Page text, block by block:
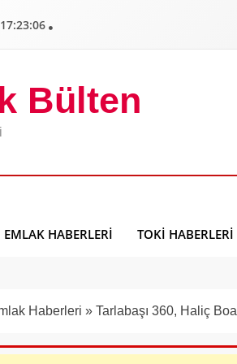
17:23:07
Bülten
EMLAK HABERLERI TOKI HABERLERI
Haberleri » Tarlabaşı 360, Haliç